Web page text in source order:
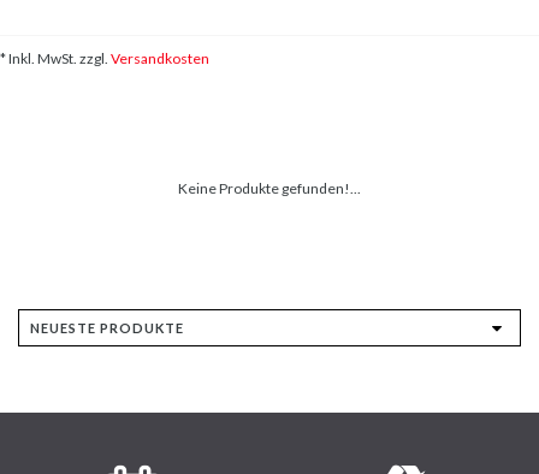
* Inkl. MwSt. zzgl. Versandkosten
Keine Produkte gefunden!...